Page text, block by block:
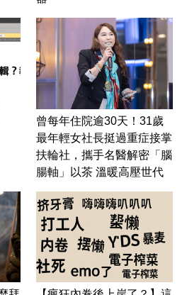
曾每年住院逾30天！31歲
最年輕女社長挺過重症接掌
扶輪社，攜手名醫解密「腦
腸軸」以茶 溫暖高壓世代